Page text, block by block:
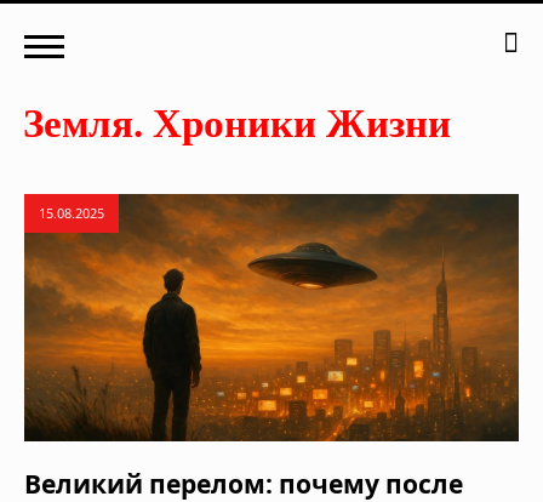
15.08.2025
Великий перелом: почему после